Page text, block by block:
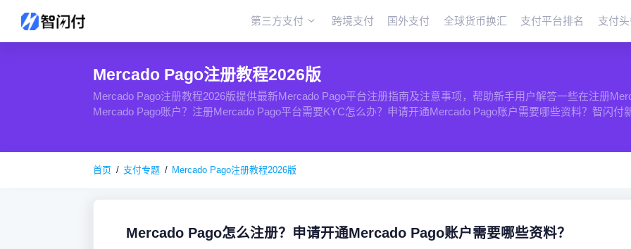
第三方支付 跨境支付 国外支付 全球货币换汇 支付平台排名 支付
Mercado Pago注册教程2026版
Mercado Pago注册教程2026版提供最新Mercado Pago平台注册指南及注意事项，帮助新手用户解答一些在注册
Mercado Pago账户？注册Mercado Pago平台需要KYC怎么办？申请开通Mercado Pago账户需要哪些资料？智闪
首页 支付专题 Mercado Pago注册教程2026版
Mercado Pago怎么注册？申请开通Mercado Pago账户需要哪些资料？